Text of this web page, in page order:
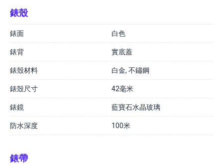
錶殼
錶面 白色
錶背 實底蓋
錶殼材料 白金, 不鏽鋼
錶殼尺寸 42毫米
錶鏡 藍寶石水晶玻璃
防水深度 100米
錶帶